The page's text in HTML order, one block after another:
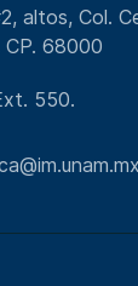
altos, Col.
CP. 68000
550.